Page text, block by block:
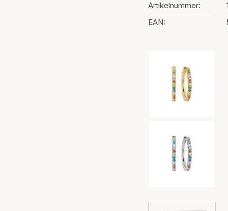
Artikelnummer:
EAN: